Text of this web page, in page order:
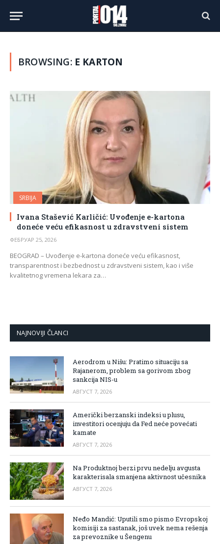
BROWSING: E KARTON
SRBIJA
Ivana Stašević Karličić: Uvođenje e-kartona
doneće veću efikasnost u zdravstveni sistem
ФЕБРУАР 25, 2026
BEOGRAD – Uvođenje e-kartona doneće veću efikasnost,
transparentnost i bezbednost u zdravstveni sistem, kao i više
kvalitetnog vremena lekara za…
NAJNOVIJI ČLANCI
Aerodrom u Nišu: Pratimo situaciju sa
Rajanerom, problem sa gorivom zbog
sankcija NIS-u
АВГУСТ 7, 2026
Američki berzanski indeksi u plusu,
investitori ocenjuju da Fed neće povećati
kamate
АВГУСТ 7, 2026
Na Produktnoj berzi prvu nedelju avgusta
karakterisala smanjena aktivnost učesnika
АВГУСТ 7, 2026
Neđo Mandić: Uputili smo pismo Evropskoj
komisiji za sastanak, još uvek nema rešenja
za prevoznike u Šengenu